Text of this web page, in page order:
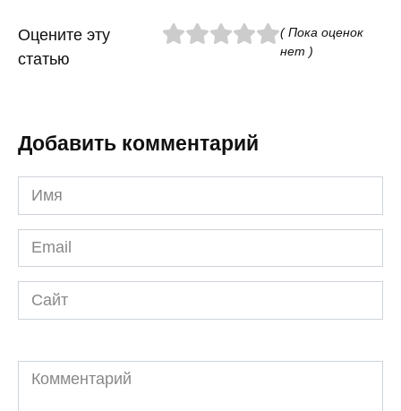
Оцените эту
статью
( Пока оценок
нет )
Добавить комментарий
Имя
*
Email
*
Сайт
Комментарий